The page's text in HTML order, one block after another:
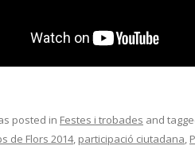
posted in Festes i trobades and
de Flors 2014, participació ciutadana,